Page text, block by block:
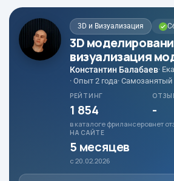
3D и Визуализация
3D
визуализация
Константин Балабаев·
· Опыт 2 года· Самозанятый
РЕЙТИНГ
1 854
в каталоге фрилансеров
-
нет
НА САЙТЕ
5 месяцев
с 20.02.2026